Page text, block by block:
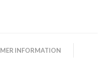
MER INFORMATION